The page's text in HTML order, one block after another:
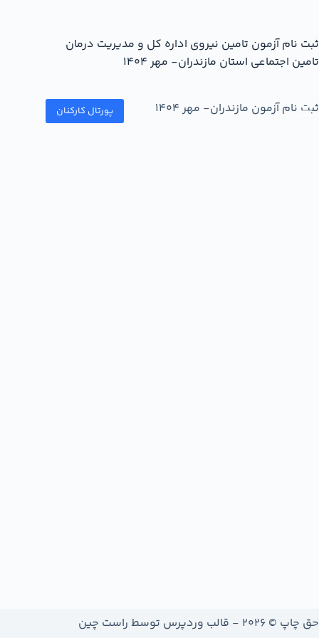
پورتال کارکنان
ثبت نام آزمون تامین نیروی اداره کل و مدیریت درمان
تامین اجتماعی استان مازندران- مهر 1404
ثبت نام آزمون مازندران- مهر 1404
حق چاپ © 2026 - قالب وردپرس توسط راست چین